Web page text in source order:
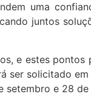
uma
juntos
e estes
ser solicitado
setembro e 28